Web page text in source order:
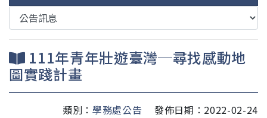
111年青年壯遊臺灣─尋找感動地
圖實踐計畫
類別： 學務處公告
發佈日期：2022-02-24